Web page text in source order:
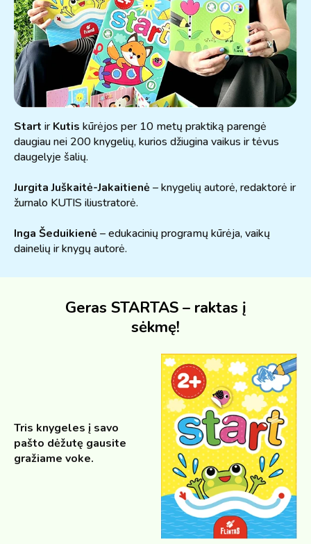
Start irKutis kūrėjos per 10 metų praktiką parengė
daugiau nei 200 knygelių, kurios džiugina vaikus ir tėvus
daugelyje šalių.
Jurgita Juškaitė-Jakaitienė – knygelių autorė, redaktorė ir
žurnalo KUTIS iliustratorė.
Inga Šeduikienė – edukacinių programų kūrėja, vaikų
dainelių ir knygų autorė.
Geras STARTAS – raktas į
sėkmę!
Tris knygeles į savo
pašto dėžutę gausite
gražiame voke.